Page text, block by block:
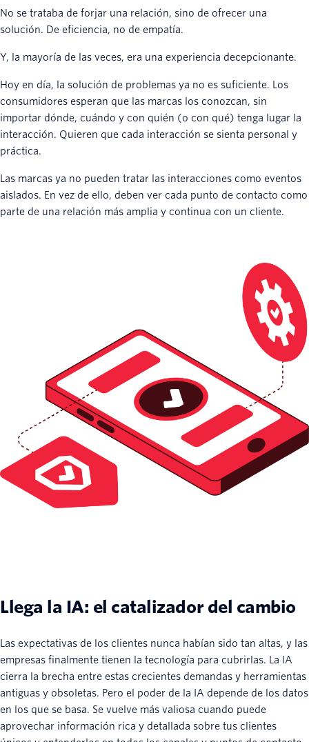
No se trataba de forjar una relación, sino de ofrecer una
solución. De eficiencia, no de empatía.
Y, la mayoría de las veces, era una experiencia decepcionante.
Hoy en día, la solución de problemas ya no es suficiente. Los
consumidores esperan que las marcas los conozcan, sin
importar dónde, cuándo y con quién (o con qué) tenga lugar la
interacción. Quieren que cada interacción se sienta personal y
práctica.
Las marcas ya no pueden tratar las interacciones como eventos
aislados. En vez de ello, deben ver cada punto de contacto como
parte de una relación más amplia y continua con un cliente.
Llega la IA: el catalizador del cambio
Las expectativas de los clientes nunca habían sido tan altas, y las
empresas finalmente tienen la tecnología para cubrirlas. La IA
cierra la brecha entre estas crecientes demandas y herramientas
antiguas y obsoletas. Pero el poder de la IA depende de los datos
en los que se basa. Se vuelve más valiosa cuando puede
aprovechar información rica y detallada sobre tus clientes